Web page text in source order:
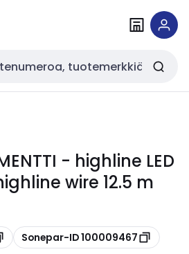
- highline LED
wire 12.5 m
Kopioi
Sonepar-ID 100009467